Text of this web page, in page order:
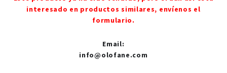
interesado en productos similares, envíenos el
formulario.
Email:
info@olofane.com